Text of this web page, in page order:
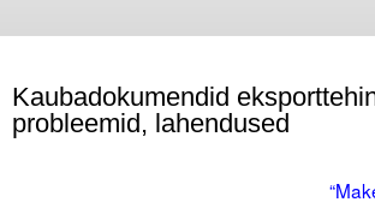
ICC Eesti liikmebaas
Kaubadokumendid
probleemid, lahendused